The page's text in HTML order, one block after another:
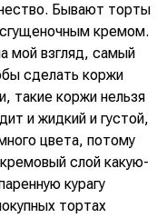
Бывают торты
кремом.
мой взгляд, самый
сделать коржи
такие коржи нельзя
и жидкий и густой,
цвета, потому
слой какую-
курагу
тортах